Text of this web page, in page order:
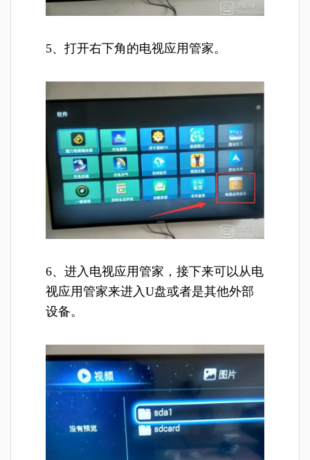
5、打开右下角的电视应用管家。
6、进入电视应用管家，接下来可以从电
视应用管家来进入U盘或者是其他外部
设备。